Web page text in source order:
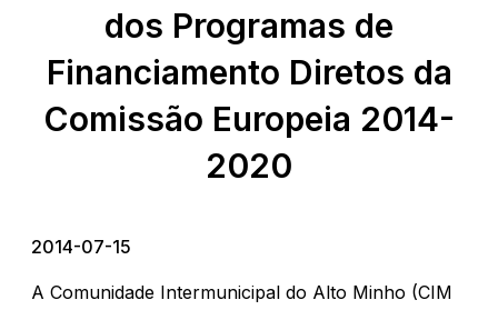
dos Programas de
Financiamento Diretos da
Comissão Europeia 2014-
2020
2014-07-15
A Comunidade Intermunicipal do Alto Minho (CIM